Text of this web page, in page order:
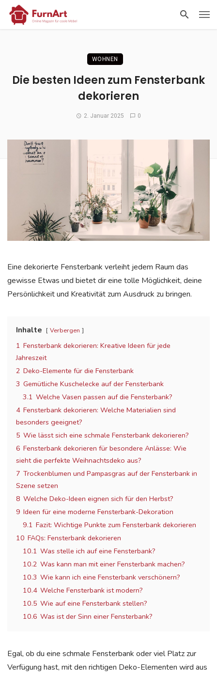
WOHNEN
Die besten Ideen zum Fensterbank
dekorieren
2. Januar 2025 0
Eine dekorierte Fensterbank verleiht jedem Raum das
gewisse Etwas und bietet dir eine tolle Möglichkeit, deine
Persönlichkeit und Kreativität zum Ausdruck zu bringen.
Inhalte Verbergen
1 Fensterbank dekorieren: Kreative Ideen für jede
Jahreszeit
2 Deko-Elemente für die Fensterbank
3 Gemütliche Kuschelecke auf der Fensterbank
3.1 Welche Vasen passen auf die Fensterbank?
4 Fensterbank dekorieren: Welche Materialien sind
besonders geeignet?
5 Wie lässt sich eine schmale Fensterbank dekorieren?
6 Fensterbank dekorieren für besondere Anlässe: Wie
sieht die perfekte Weihnachtsdeko aus?
7 Trockenblumen und Pampasgras auf der Fensterbank in
Szene setzen
8 Welche Deko-Ideen eignen sich für den Herbst?
9 Ideen für eine moderne Fensterbank-Dekoration
9.1 Fazit: Wichtige Punkte zum Fensterbank dekorieren
10 FAQs: Fensterbank dekorieren
10.1 Was stelle ich auf eine Fensterbank?
10.2 Was kann man mit einer Fensterbank machen?
10.3 Wie kann ich eine Fensterbank verschönern?
10.4 Welche Fensterbank ist modern?
10.5 Wie auf eine Fensterbank stellen?
10.6 Was ist der Sinn einer Fensterbank?
Egal, ob du eine schmale Fensterbank oder viel Platz zur
Verfügung hast, mit den richtigen Deko-Elementen wird aus